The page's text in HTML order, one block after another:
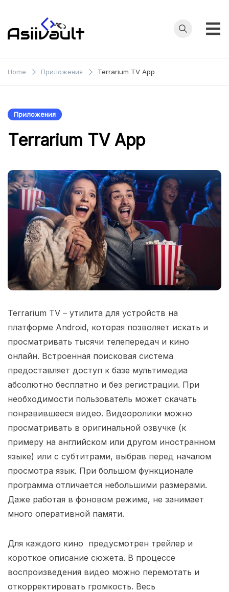
content
asianfilmvault.com
Home Приложения Terrarium TV App
Приложения
Terrarium TV App
Terrarium TV – утилита для устройств на
платформе Android, которая позволяет искать и
просматривать тысячи телепередач и кино
онлайн. Встроенная поисковая система
предоставляет доступ к базе мультимедиа
абсолютно бесплатно и без регистрации. При
необходимости пользователь может скачать
понравившееся видео. Видеоролики можно
просматривать в оригинальной озвучке (к
примеру на английском или другом иностранном
языке) или с субтитрами, выбрав перед началом
просмотра язык. При большом функционале
программа отличается небольшими размерами.
Даже работая в фоновом режиме, не занимает
много оперативной памяти.
Для каждого кино предусмотрен трейлер и
короткое описание сюжета. В процессе
воспроизведения видео можно перемотать и
откорректировать громкость. Весь